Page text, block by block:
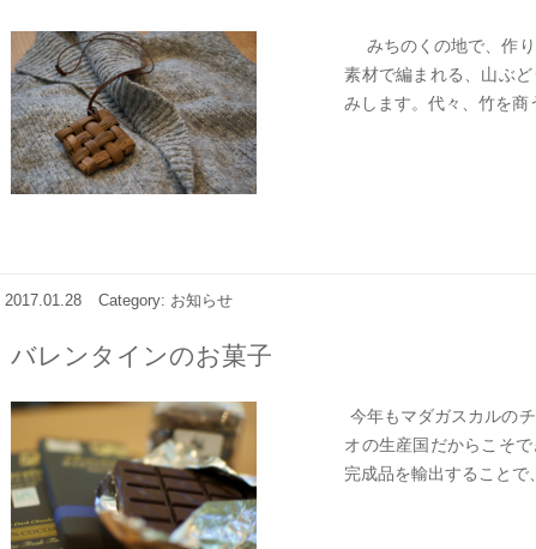
みちのくの地で、作り
素材で編まれる、山ぶ
みします。代々、竹を商
2017.01.28 Category: お知らせ
バレンタインのお菓子
今年もマダガスカルの
オの生産国だからこそ
完成品を輸出することで